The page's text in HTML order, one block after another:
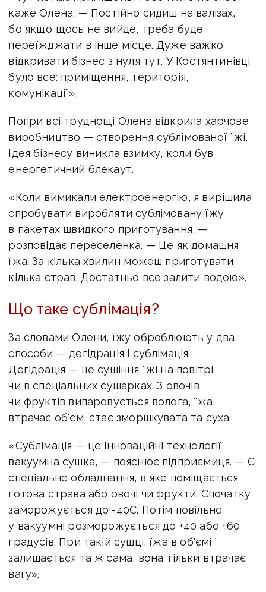
каже Олена. — Постійно сидиш на валізах,
бо якщо щось не вийде, треба буде
переїжджати в інше місце. Дуже важко
відкривати бізнес з нуля тут. У Костянтинівці
було все: приміщення, територія,
комунікації»,
Попри всі труднощі Олена відкрила харчове
виробництво — створення сублімованої їжі.
Ідея бізнесу виникла взимку, коли був
енергетичний блекаут.
«Коли вимикали електроенергію, я вирішила
спробувати виробляти сублімовану їжу
в пакетах швидкого приготування, —
розповідає переселенка. — Це як домашня
їжа. За кілька хвилин можеш приготувати
кілька страв. Достатньо все залити водою».
Що таке сублімація?
За словами Олени, їжу оброблюють у два
способи — дегідрація і сублімація.
Дегідрація — це сушіння їжі на повітрі
чи в спеціальних сушарках. З овочів
чи фруктів випаровується волога, їжа
втрачає об'єм, стає зморшкувата та суха.
«Сублімація — це інноваційні технології,
вакуумна сушка, — пояснює підприємиця. — Є
спеціальне обладнання, в яке поміщається
готова страва або овочі чи фрукти. Спочатку
заморожується до -40С. Потім повільно
у вакуумні розморожується до +40 або +60
градусів. При такій сушці, їжа в об'ємі
залишається та ж сама, вона тільки втрачає
вагу».